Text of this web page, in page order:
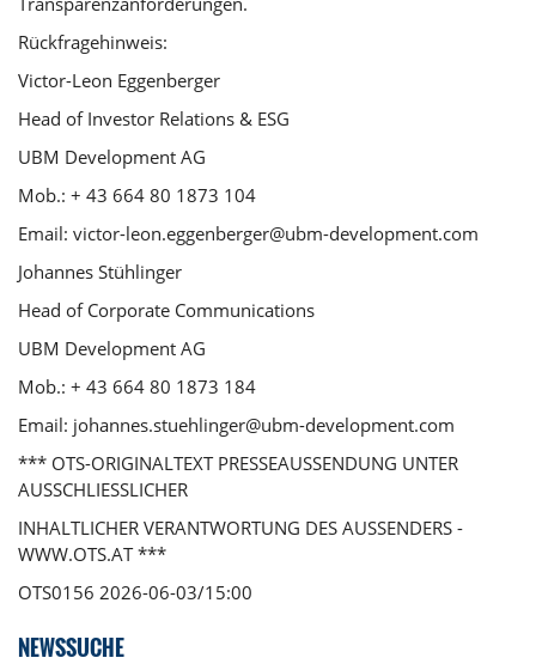
Rückfragehinweis:
Victor-Leon Eggenberger
Head of Investor Relations & ESG
UBM Development AG
Mob.: + 43 664 80 1873 104
Email: victor-leon.eggenberger@ubm-development.com
Johannes Stühlinger
Head of Corporate Communications
UBM Development AG
Mob.: + 43 664 80 1873 184
Email: johannes.stuehlinger@ubm-development.com
*** OTS-ORIGINALTEXT PRESSEAUSSENDUNG UNTER
AUSSCHLIESSLICHER
INHALTLICHER VERANTWORTUNG DES AUSSENDERS -
WWW.OTS.AT ***
OTS0156 2026-06-03/15:00
NEWSSUCHE